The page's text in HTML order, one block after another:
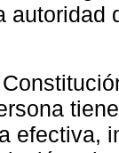
autoridad
efectiva,